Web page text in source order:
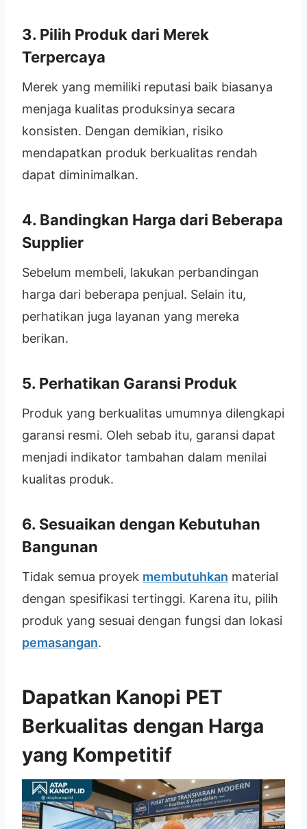
3. Pilih Produk dari Merek
Terpercaya
Merek yang memiliki reputasi baik biasanya
menjaga kualitas produksinya secara
konsisten. Dengan demikian, risiko
mendapatkan produk berkualitas rendah
dapat diminimalkan.
4. Bandingkan Harga dari Beberapa
Supplier
Sebelum membeli, lakukan perbandingan
harga dari beberapa penjual. Selain itu,
perhatikan juga layanan yang mereka
berikan.
5. Perhatikan Garansi Produk
Produk yang berkualitas umumnya dilengkapi
garansi resmi. Oleh sebab itu, garansi dapat
menjadi indikator tambahan dalam menilai
kualitas produk.
6. Sesuaikan dengan Kebutuhan
Bangunan
Tidak semua proyek membutuhkan material
dengan spesifikasi tertinggi. Karena itu, pilih
produk yang sesuai dengan fungsi dan lokasi
pemasangan.
Dapatkan Kanopi PET
Berkualitas dengan Harga
yang Kompetitif